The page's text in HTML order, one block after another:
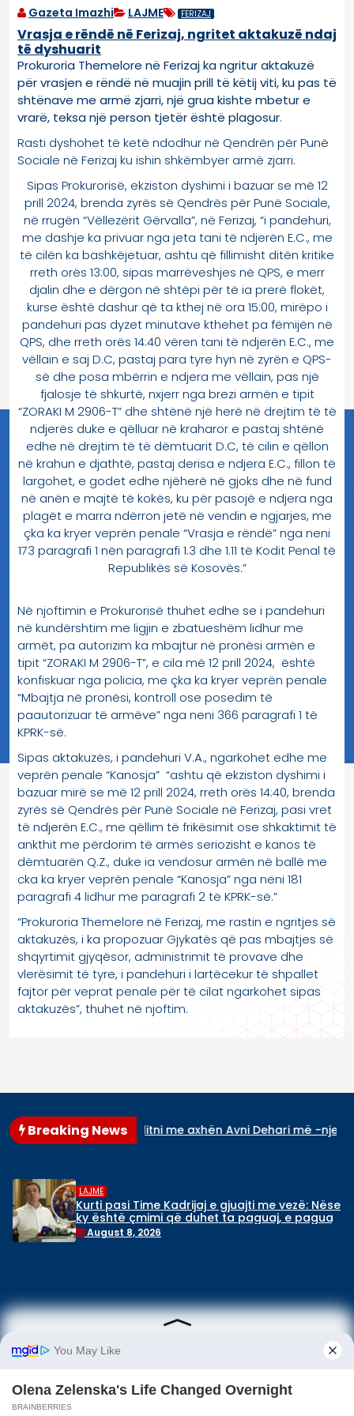
Gazeta Imazhi LAJME FERIZAJ
Vrasja e rëndë në Ferizaj, ngritet aktakuzë ndaj
të dyshuarit
Prokuroria Themelore në Ferizaj ka ngritur aktakuzë
për vrasjen e rëndë në muajin prill të këtij viti, ku pas të
shtënave me armë zjarri, një grua kishte mbetur e
vrarë, teksa një person tjetër është plagosur.
Rasti dyshohet të ketë ndodhur në Qendrën për Punë
Sociale në Ferizaj ku ishin shkëmbyer armë zjarri.
Sipas Prokurorisë, ekziston dyshimi i bazuar se më 12
prill 2024, brenda zyrës së Qendrës për Punë Sociale,
në rrugën “Vëllezërit Gërvalla”, në Ferizaj, “i pandehuri,
me dashje ka privuar nga jeta tani të ndjerën E.C., me
të cilën ka bashkëjetuar, ashtu që fillimisht ditën kritike
rreth orës 13:00, sipas marrëveshjes në QPS, e merr
djalin dhe e dërgon në shtëpi për të ia prerë flokët,
kurse është dashur që ta kthej në ora 15:00, mirëpo i
pandehuri pas dyzet minutave kthehet pa fëmijën në
QPS, dhe rreth orës 14:40 vëren tani të ndjerën E.C., me
vëllain e saj D.C, pastaj para tyre hyn në zyrën e QPS-
së dhe posa mbërrin e ndjera me vëllain, pas një
fjalosje të shkurtë, nxjerr nga brezi armën e tipit
“ZORAKI M 2906-T” dhe shtënë një herë në drejtim të të
ndjerës duke e qëlluar në kraharor e pastaj shtënë
edhe në drejtim të të dëmtuarit D.C, të cilin e qëllon
në krahun e djathtë, pastaj derisa e ndjera E.C., fillon të
largohet, e godet edhe njëherë në gjoks dhe në fund
në anën e majtë të kokës, ku për pasojë e ndjera nga
plagët e marra ndërron jetë në vendin e ngjarjes, me
çka ka kryer veprën penale “Vrasja e rëndë” nga neni
173 paragrafi 1 nën paragrafi 1.3 dhe 1.11 të Kodit Penal të
Republikës së Kosovës.”
Në njoftimin e Prokurorisë thuhet edhe se i pandehuri
në kundërshtim me ligjin e zbatueshëm lidhur me
armët, pa autorizim ka mbajtur në pronësi armën e
tipit “ZORAKI M 2906-T”, e cila më 12 prill 2024, është
konfiskuar nga policia, me çka ka kryer veprën penale
“Mbajtja në pronësi, kontroll ose posedim të
paautorizuar të armëve” nga neni 366 paragrafi 1 të
KPRK-së.
Sipas aktakuzës, i pandehuri V.A., ngarkohet edhe me
veprën penale “Kanosja” “ashtu që ekziston dyshimi i
bazuar mirë se më 12 prill 2024, rreth orës 14:40, brenda
zyrës së Qendrës për Punë Sociale në Ferizaj, pasi vret
të ndjerën E.C., me qëllim të frikësimit ose shkaktimit të
ankthit me përdorim të armës seriozisht e kanos të
dëmtuarën Q.Z., duke ia vendosur armën në ballë me
cka ka kryer veprën penale “Kanosja” nga neni 181
paragrafi 4 lidhur me paragrafi 2 të KPRK-së.”
“Prokuroria Themelore në Ferizaj, me rastin e ngritjes së
aktakuzës, i ka propozuar Gjykatës që pas mbajtjes së
shqyrtimit gjyqësor, administrimit të provave dhe
vlerësimit të tyre, i pandehuri i lartëcekur të shpallet
fajtor për veprat penale për të cilat ngarkohet sipas
aktakuzës”, thuhet në njoftim.
Breaking News
Mos u çuditni me axhën Avni Dehari më -njeriu që
LAJME
Kurti pasi Time Kadrijaj e gjuajti me vezë: Nëse
ky është çmimi që duhet ta paguaj, e paguaj
vetëm të takohem me ta
August 8, 2026